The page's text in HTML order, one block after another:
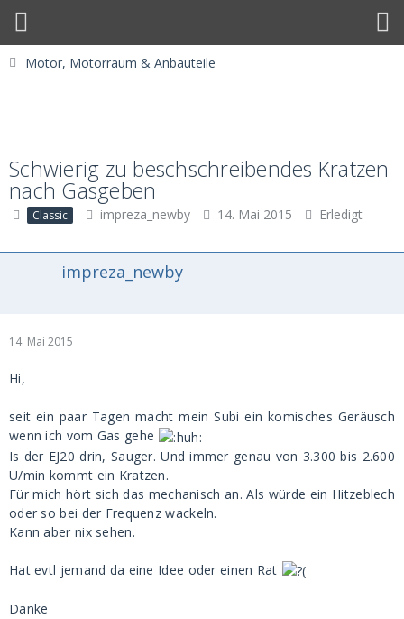
Motor, Motorraum & Anbauteile
Schwierig zu beschschreibendes Kratzen
nach Gasgeben
Classic impreza_newby 14. Mai 2015 Erledigt
impreza_newby
14. Mai 2015
Hi,
seit ein paar Tagen macht mein Subi ein komisches Geräusch
wenn ich vom Gas gehe
Is der EJ20 drin, Sauger. Und immer genau von 3.300 bis 2.600
U/min kommt ein Kratzen.
Für mich hört sich das mechanisch an. Als würde ein Hitzeblech
oder so bei der Frequenz wackeln.
Kann aber nix sehen.
Hat evtl jemand da eine Idee oder einen Rat
Danke